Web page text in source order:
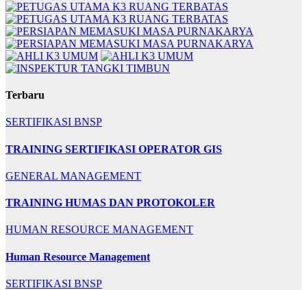
Terbaru
SERTIFIKASI BNSP
TRAINING SERTIFIKASI OPERATOR GIS
GENERAL MANAGEMENT
TRAINING HUMAS DAN PROTOKOLER
HUMAN RESOURCE MANAGEMENT
Human Resource Management
SERTIFIKASI BNSP